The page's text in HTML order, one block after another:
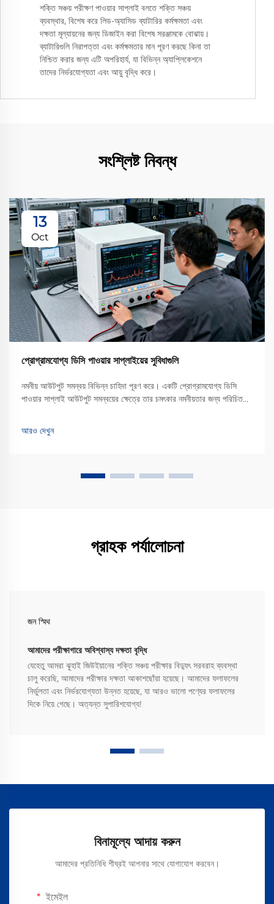
শক্তি সঞ্চয় পরীক্ষণ পাওয়ার সাপ্লাই বলতে শক্তি সঞ্চয়
ব্যবস্থার, বিশেষ করে লিড-অ্যাসিড ব্যাটারির কর্মক্ষমতা এবং
দক্ষতা মূল্যায়নের জন্য ডিজাইন করা বিশেষ সরঞ্জামকে বোঝায়।
ব্যাটারিগুলি নিরাপত্তা এবং কর্মক্ষমতার মান পূরণ করছে কিনা তা
নিশ্চিত করার জন্য এটি অপরিহার্য, যা বিভিন্ন অ্যাপ্লিকেশনে
তাদের নির্ভরযোগ্যতা এবং আয়ু বৃদ্ধি করে।
সংশ্লিষ্ট নিবন্ধ
13
Oct
প্রোগ্রামযোগ্য ডিসি পাওয়ার সাপ্লাইয়ের সুবিধাগুলি
নমনীয় আউটপুট সমন্বয় বিভিন্ন চাহিদা পূরণ করে। একটি প্রোগ্রামযোগ্য ডিসি
পাওয়ার সাপ্লাই আউটপুট সমন্বয়ের ক্ষেত্রে তার চমৎকার নমনীয়তার জন্য পরিচিত।
আরও দেখুন
গ্রাহক পর্যালোচনা
জন স্মিথ
আমাদের পরীক্ষাগারে অবিশ্বাস্য দক্ষতা বৃদ্ধি
যেহেতু আমরা ঝুহাই জিউইয়ানের শক্তি সঞ্চয় পরীক্ষার বিদ্যুৎ সরবরাহ ব্যবস্থা
চালু করেছি, আমাদের পরীক্ষার দক্ষতা আকাশছোঁয়া হয়েছে। আমাদের ফলাফলের
নির্ভুলতা এবং নির্ভরযোগ্যতা উন্নত হয়েছে, যা আরও ভালো পণ্যের ফলাফলের
দিকে নিয়ে গেছে। অত্যন্ত সুপারিশযোগ্য!
বিনামূল্যে আদায় করুন
আমাদের প্রতিনিধি শীঘ্রই আপনার সাথে যোগাযোগ করবেন।
ইমেইল